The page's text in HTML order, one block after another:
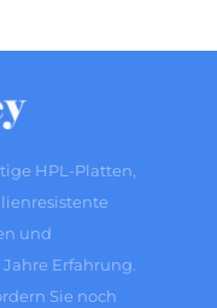
HPL-Platten,
und
Erfahrung.
Sie noch